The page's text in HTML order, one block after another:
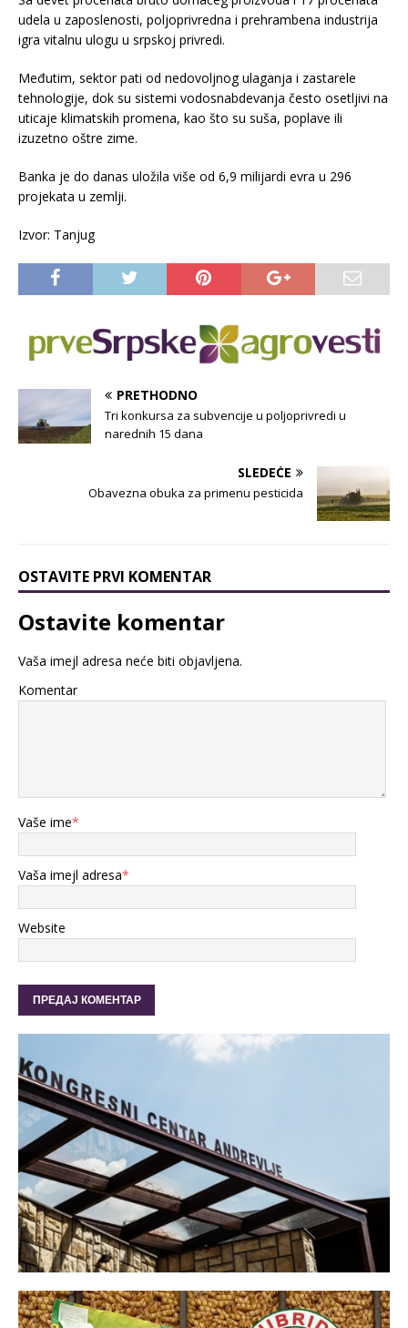
udela u zaposlenosti, poljoprivredna i prehrambena industrija
igra vitalnu ulogu u srpskoj privredi.
Međutim, sektor pati od nedovoljnog ulaganja i zastarele
tehnologije, dok su sistemi vodosnabdevanja često osetljivi na
uticaje klimatskih promena, kao što su suša, poplave ili
izuzetno oštre zime.
Banka je do danas uložila više od 6,9 milijardi evra u 296
projekata u zemlji.
Izvor: Tanjug
PRETHODNO
Tri konkursa za subvencije u poljoprivredi u
narednih 15 dana
SLEDEĆE
Obavezna obuka za primenu pesticida
OSTAVITE PRVI KOMENTAR
Ostavite komentar
Vaša imejl adresa neće biti objavljena.
Komentar
Vaše ime*
Vaša imejl adresa*
Website